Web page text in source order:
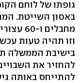
גופתו של לוחם
וזו תהיה טעות
בישיבת הממשלה
להחזיר את
להתייחס באותה